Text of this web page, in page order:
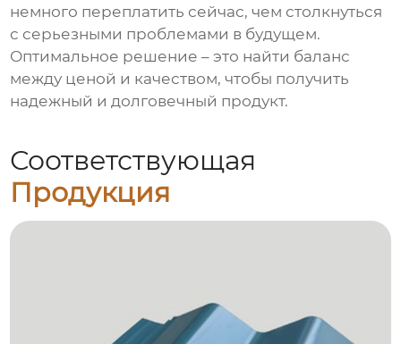
немного переплатить сейчас, чем столкнуться
с серьезными проблемами в будущем.
Оптимальное решение – это найти баланс
между ценой и качеством, чтобы получить
надежный и долговечный продукт.
Соответствующая
Продукция